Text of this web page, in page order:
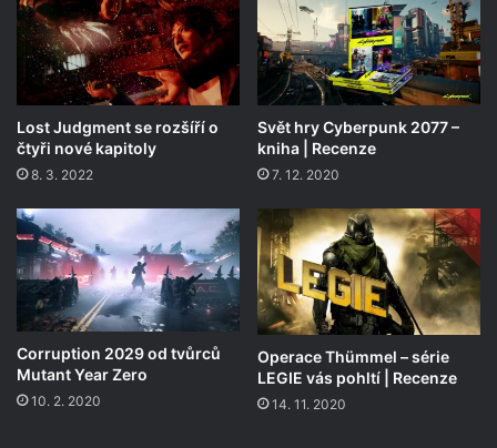
Lost Judgment se rozšíří o
čtyři nové kapitoly
8. 3. 2022
Svět hry Cyberpunk 2077 –
kniha | Recenze
7. 12. 2020
Corruption 2029 od tvůrců
Mutant Year Zero
10. 2. 2020
Operace Thümmel – série
LEGIE vás pohltí | Recenze
14. 11. 2020